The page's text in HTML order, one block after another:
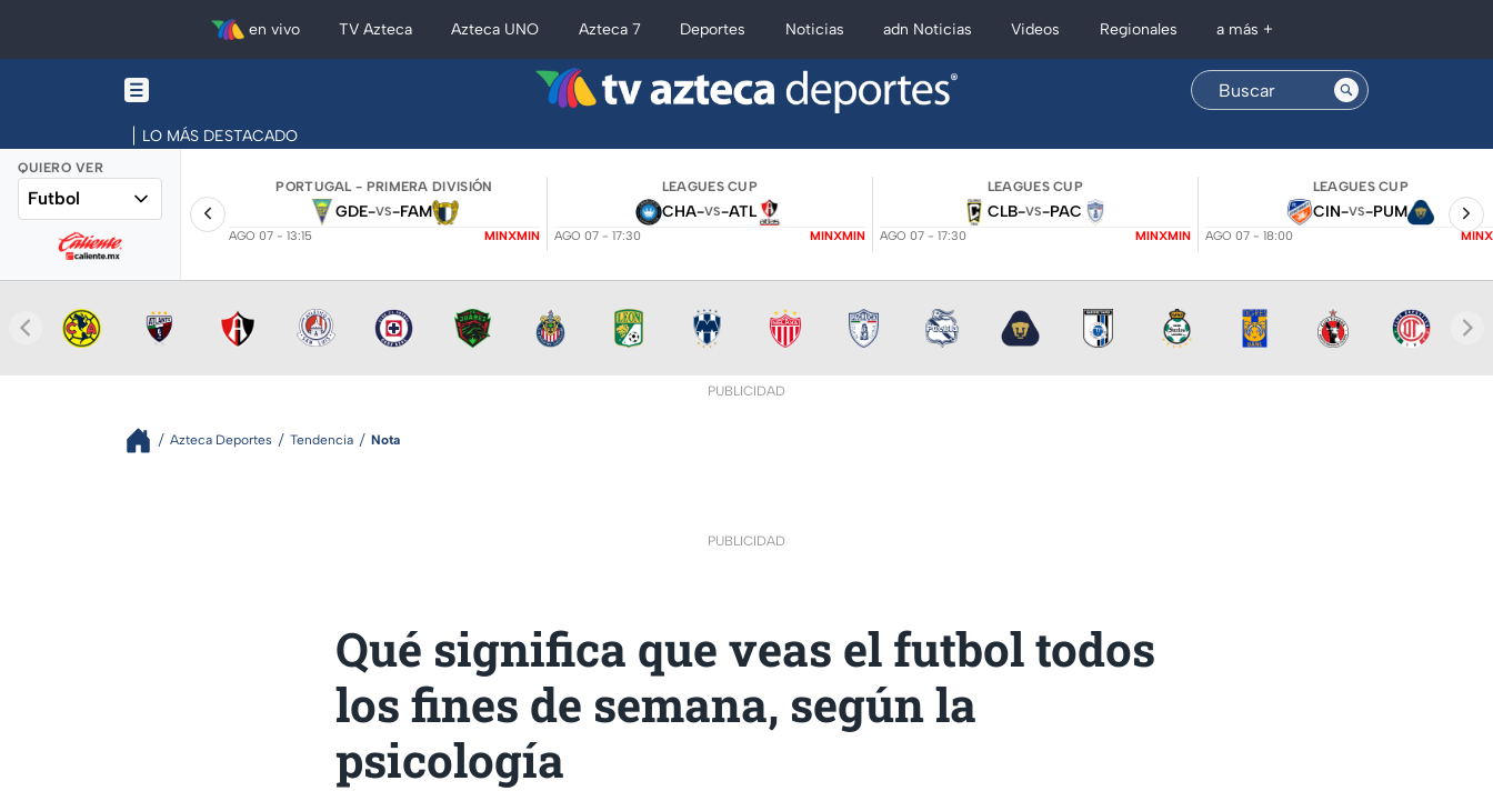
en vivo TV Azteca Azteca UNO Azteca 7 Deportes Noticias adn Noticias Videos Regionales a más +
LO MÁS DESTACADO
QUIERO VER
Futbol
PORTUGAL - PRIMERA DIVISIÓN
GDE-VS-FAM
AGO 07 - 13:15 MINXMIN
LEAGUES CUP
CHA-VS-ATL
AGO 07 - 17:30 MINXMIN
LEAGUES CUP
CLB-VS-PAC
AGO 07 - 17:30 MINXMIN
LEAGUES CUP
CIN-VS-PUM
AGO 07 - 18:00
PUBLICIDAD
Azteca Deportes Tendencia Nota
PUBLICIDAD
Qué significa que veas el futbol todos
los fines de semana, según la
psicología